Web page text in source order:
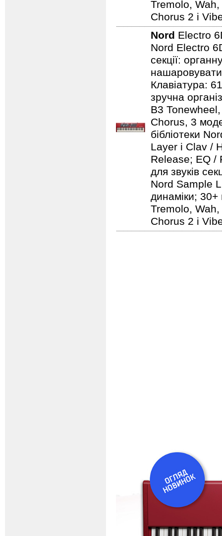
Tremolo,
Chorus 2 і
Nord Electro
Nord Electro
секції:
нашаровувати
Клавіатура:
зручна
B3
Chorus, 3
бібліотеки
Layer і Clav /
Release; EQ /
для звуків
Nord Sample
динаміки; 30+
Tremolo,
Chorus 2 і